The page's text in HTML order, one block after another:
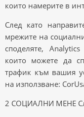
които намерите в
След като
мрежите на
споделяте,
които можете да
трафик към вашия
на използване:
2 СОЦИАЛНИ МЕНЕ